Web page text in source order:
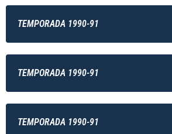
TEMPORADA 1990-91
TEMPORADA 1990-91
TEMPORADA 1990-91